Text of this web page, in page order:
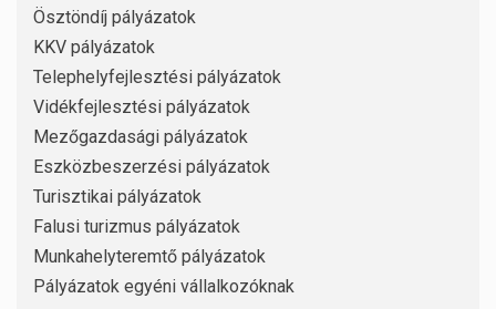
Ösztöndíj pályázatok
KKV pályázatok
Telephelyfejlesztési pályázatok
Vidékfejlesztési pályázatok
Mezőgazdasági pályázatok
Eszközbeszerzési pályázatok
Turisztikai pályázatok
Falusi turizmus pályázatok
Munkahelyteremtő pályázatok
Pályázatok egyéni vállalkozóknak